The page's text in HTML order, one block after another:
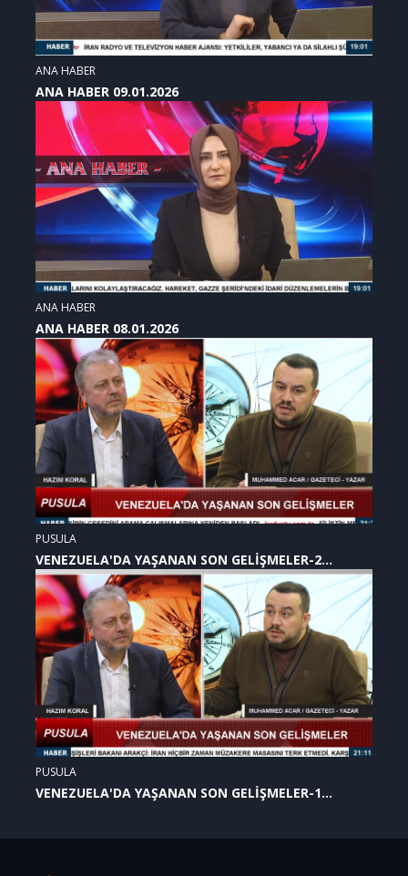
ANA HABER
ANA HABER 09.01.2026
ANA HABER
ANA HABER 08.01.2026
PUSULA
VENEZUELA'DA YAŞANAN SON GELİŞMELER-2
(07.01.2026)
PUSULA
VENEZUELA'DA YAŞANAN SON GELİŞMELER-1